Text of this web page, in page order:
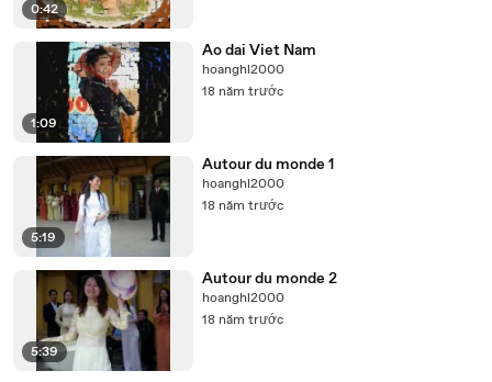
0:42
1:09
Ao dai Viet Nam
hoanghl2000
18 năm trước
5:19
Autour du monde 1
hoanghl2000
18 năm trước
5:39
Autour du monde 2
hoanghl2000
18 năm trước